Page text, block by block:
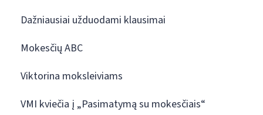
Dažniausiai užduodami klausimai
Mokesčių ABC
Viktorina moksleiviams
VMI kviečia į „Pasimatymą su mokesčiais“